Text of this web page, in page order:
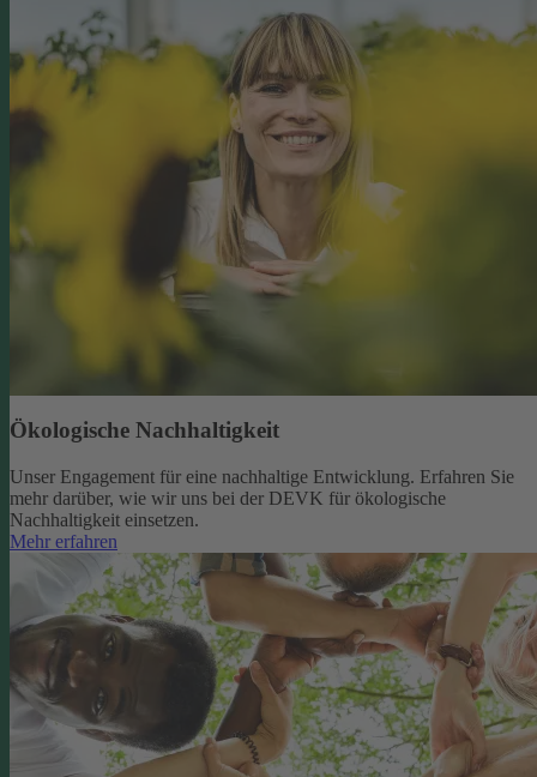
Ökologische Nachhaltigkeit
Unser Engagement für eine nachhaltige Entwicklung. Erfahren Sie
mehr darüber, wie wir uns bei der DEVK für ökologische
Nachhaltigkeit einsetzen.
Mehr erfahren